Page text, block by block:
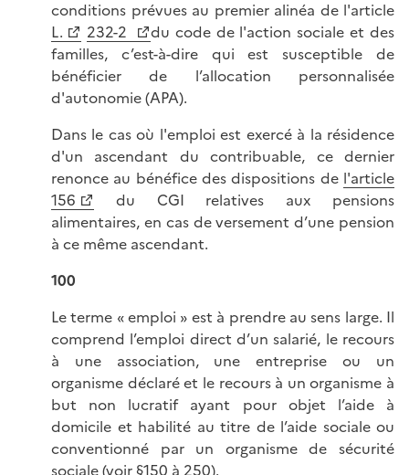
conditions prévues au premier alinéa de l'article
L.
232-2
du code de l'action sociale et des
familles, c’est-à-dire qui est susceptible de
bénéficier de l’allocation personnalisée
d'autonomie (APA).
Dans le cas où l'emploi est exercé à la résidence
d'un ascendant du contribuable, ce dernier
renonce au bénéfice des dispositions de l'article
156
du CGI relatives aux pensions
alimentaires, en cas de versement d’une pension
à ce même ascendant.
100
Le terme « emploi » est à prendre au sens large. Il
comprend l’emploi direct d’un salarié, le recours
à une association, une entreprise ou un
organisme déclaré et le recours à un organisme à
but non lucratif ayant pour objet l’aide à
domicile et habilité au titre de l’aide sociale ou
conventionné par un organisme de sécurité